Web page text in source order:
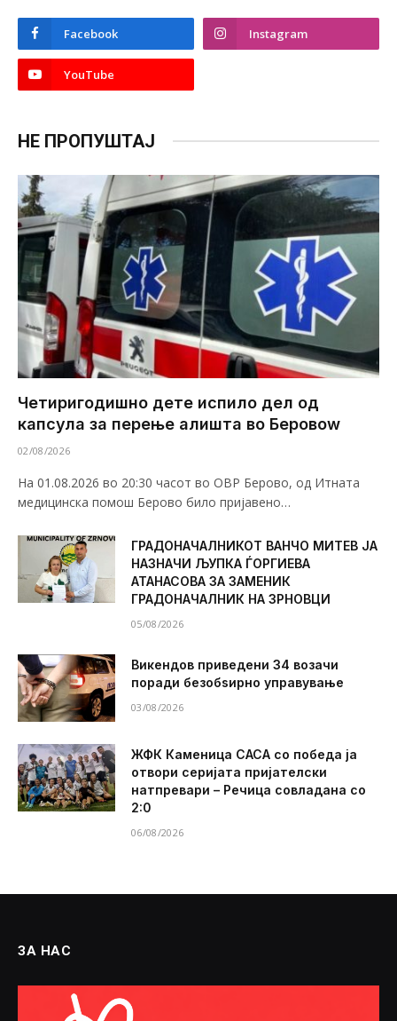
Facebook Instagram
YouTube
НЕ ПРОПУШТАЈ
Четиригодишно дете испило дел од
капсула за перење алишта во Беровоw
02/08/2026
На 01.08.2026 во 20:30 часот во ОВР Берово, од Итната
медицинска помош Берово било пријавено…
ГРАДОНАЧАЛНИКОТ ВАНЧО МИТЕВ ЈА
НАЗНАЧИ ЉУПКА ЃОРГИЕВА
АТАНАСОВА ЗА ЗАМЕНИК
ГРАДОНАЧАЛНИК НА ЗРНОВЦИ
05/08/2026
Викендов приведени 34 возачи
поради безобѕирно управување
03/08/2026
ЖФК Каменица САСА со победа ја
отвори серијата пријателски
натпревари – Речица совладана со
2:0
06/08/2026
ЗА НАС